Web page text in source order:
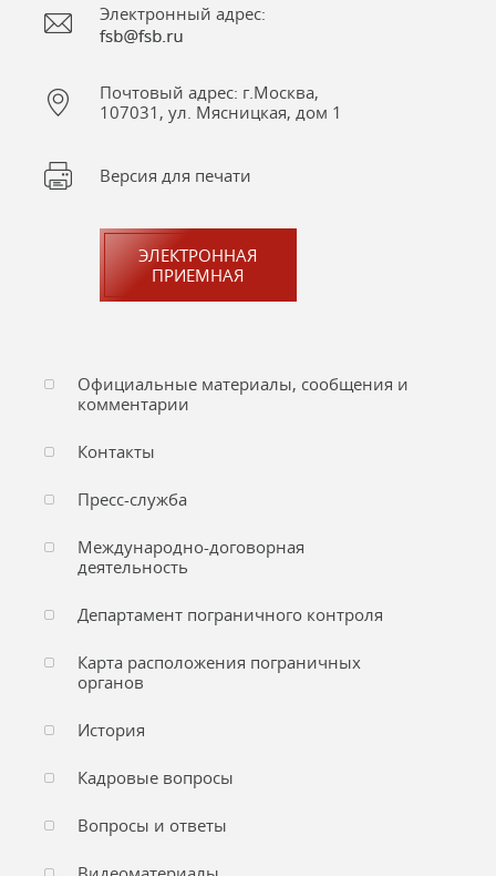
Электронный адрес:
Почтовый адрес: г.Москва,
107031, ул. Мясницкая, дом 1
Версия для печати
ЭЛЕКТРОННАЯ
ПРИЕМНАЯ
Официальные материалы, сообщения и
комментарии
Контакты
Пресс-служба
Международно-договорная
деятельность
Департамент пограничного контроля
Карта расположения пограничных
органов
История
Кадровые вопросы
Вопросы и ответы